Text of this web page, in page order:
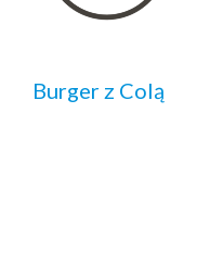
Burger z Colą